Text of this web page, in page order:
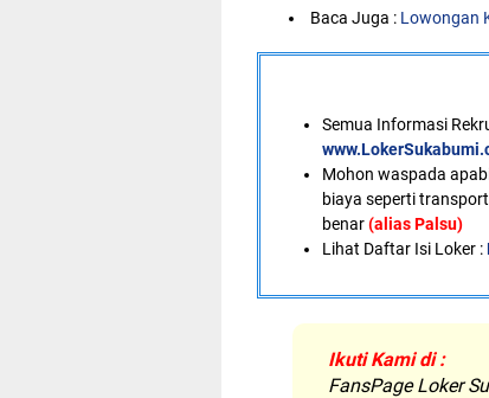
Baca Juga : Lowongan
Semua Informasi
Mohon waspada
biaya seperti
benar(alias Palsu)
Lihat Daftar Isi Loker :
Ikuti Kami di :
FansPage Loker